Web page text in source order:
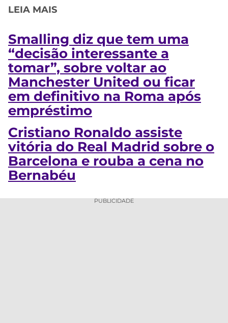
LEIA MAIS
Smalling diz que tem uma
“decisão interessante a
tomar”, sobre voltar ao
Manchester United ou ficar
em definitivo na Roma após
empréstimo
Cristiano Ronaldo assiste
vitória do Real Madrid sobre o
Barcelona e rouba a cena no
Bernabéu
PUBLICIDADE